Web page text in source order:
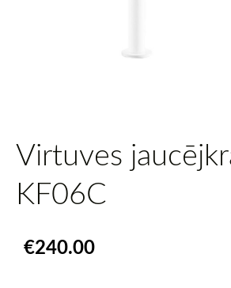
Virtuves
KF06C
€240.00